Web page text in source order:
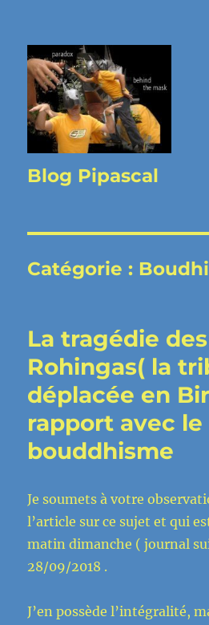
Blog Pipascal
Catégorie :
La tragédie des
Rohingas( la
déplacée en
rapport avec le
bouddhisme
Je soumets à votre
l’article sur ce sujet et qui
matin dimanche ( journal
28/09/2018 .
J’en possède l’intégralité,